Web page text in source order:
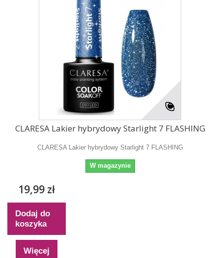
CLARESA Lakier hybrydowy Starlight 7 FLASHING
CLARESA Lakier hybrydowy Starlight 7 FLASHING
W magazynie
19,99 zł
Dodaj do
koszyka
Więcej